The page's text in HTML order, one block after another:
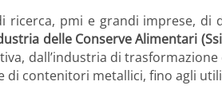
ricerca, pmi e grandi imprese, di
delle Conserve Alimentari
dall’industria di
di contenitori metallici, fino agli